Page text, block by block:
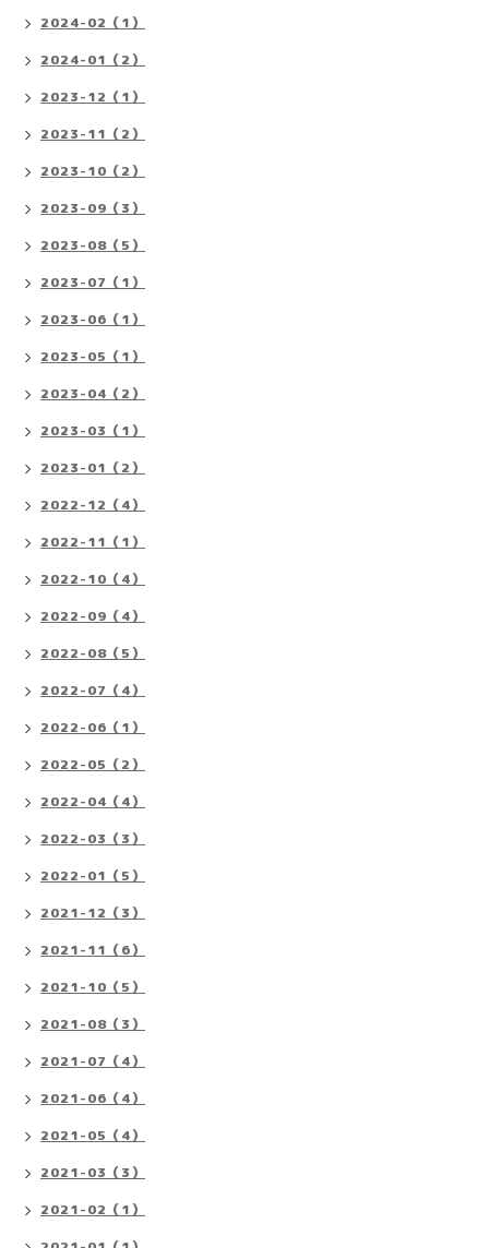
2024-02（1）
2024-01（2）
2023-12（1）
2023-11（2）
2023-10（2）
2023-09（3）
2023-08（5）
2023-07（1）
2023-06（1）
2023-05（1）
2023-04（2）
2023-03（1）
2023-01（2）
2022-12（4）
2022-11（1）
2022-10（4）
2022-09（4）
2022-08（5）
2022-07（4）
2022-06（1）
2022-05（2）
2022-04（4）
2022-03（3）
2022-01（5）
2021-12（3）
2021-11（6）
2021-10（5）
2021-08（3）
2021-07（4）
2021-06（4）
2021-05（4）
2021-03（3）
2021-02（1）